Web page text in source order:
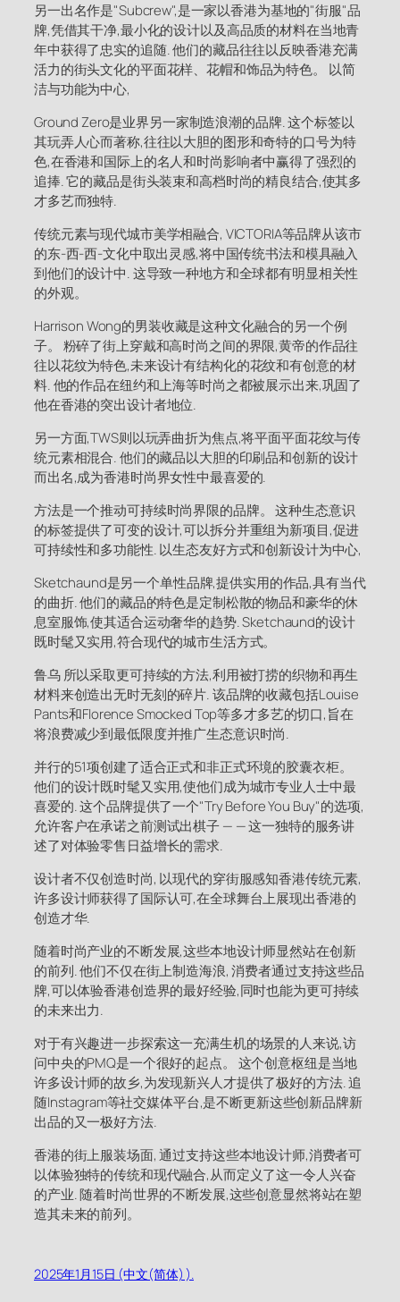
另一出名作是"Subcrew",是一家以香港为基地的"街服"品
牌,凭借其干净,最小化的设计以及高品质的材料在当地青
年中获得了忠实的追随. 他们的藏品往往以反映香港充满
活力的街头文化的平面花样、花帽和饰品为特色。 以简
洁与功能为中心,
Ground Zero是业界另一家制造浪潮的品牌. 这个标签以
其玩弄人心而著称,往往以大胆的图形和奇特的口号为特
色,在香港和国际上的名人和时尚影响者中赢得了强烈的
追捧. 它的藏品是街头装束和高档时尚的精良结合,使其多
才多艺而独特.
传统元素与现代城市美学相融合, VICTORIA等品牌从该市
的东-西-西-文化中取出灵感,将中国传统书法和模具融入
到他们的设计中. 这导致一种地方和全球都有明显相关性
的外观。
Harrison Wong的男装收藏是这种文化融合的另一个例
子。 粉碎了街上穿戴和高时尚之间的界限,黄帝的作品往
往以花纹为特色,未来设计有结构化的花纹和有创意的材
料. 他的作品在纽约和上海等时尚之都被展示出来,巩固了
他在香港的突出设计者地位.
另一方面,TWS则以玩弄曲折为焦点,将平面平面花纹与传
统元素相混合. 他们的藏品以大胆的印刷品和创新的设计
而出名,成为香港时尚界女性中最喜爱的.
方法是一个推动可持续时尚界限的品牌。 这种生态意识
的标签提供了可变的设计,可以拆分并重组为新项目,促进
可持续性和多功能性. 以生态友好方式和创新设计为中心,
Sketchaund是另一个单性品牌,提供实用的作品,具有当代
的曲折. 他们的藏品的特色是定制松散的物品和豪华的休
息室服饰,使其适合运动奢华的趋势. Sketchaund的设计
既时髦又实用,符合现代的城市生活方式。
鲁乌 所以采取更可持续的方法,利用被打捞的织物和再生
材料来创造出无时无刻的碎片. 该品牌的收藏包括Louise
Pants和Florence Smocked Top等多才多艺的切口,旨在
将浪费减少到最低限度并推广生态意识时尚.
并行的51项创建了适合正式和非正式环境的胶囊衣柜。
他们的设计既时髦又实用,使他们成为城市专业人士中最
喜爱的. 这个品牌提供了一个"Try Before You Buy"的选项,
允许客户在承诺之前测试出棋子 — — 这一独特的服务讲
述了对体验零售日益增长的需求.
设计者不仅创造时尚, 以现代的穿街服感知香港传统元素,
许多设计师获得了国际认可,在全球舞台上展现出香港的
创造才华.
随着时尚产业的不断发展,这些本地设计师显然站在创新
的前列. 他们不仅在街上制造海浪, 消费者通过支持这些品
牌,可以体验香港创造界的最好经验,同时也能为更可持续
的未来出力.
对于有兴趣进一步探索这一充满生机的场景的人来说,访
问中央的PMQ是一个很好的起点。 这个创意枢纽是当地
许多设计师的故乡,为发现新兴人才提供了极好的方法. 追
随Instagram等社交媒体平台,是不断更新这些创新品牌新
出品的又一极好方法.
香港的街上服装场面, 通过支持这些本地设计师,消费者可
以体验独特的传统和现代融合,从而定义了这一令人兴奋
的产业. 随着时尚世界的不断发展,这些创意显然将站在塑
造其未来的前列。
2025年1月15日 (中文(简体) ).